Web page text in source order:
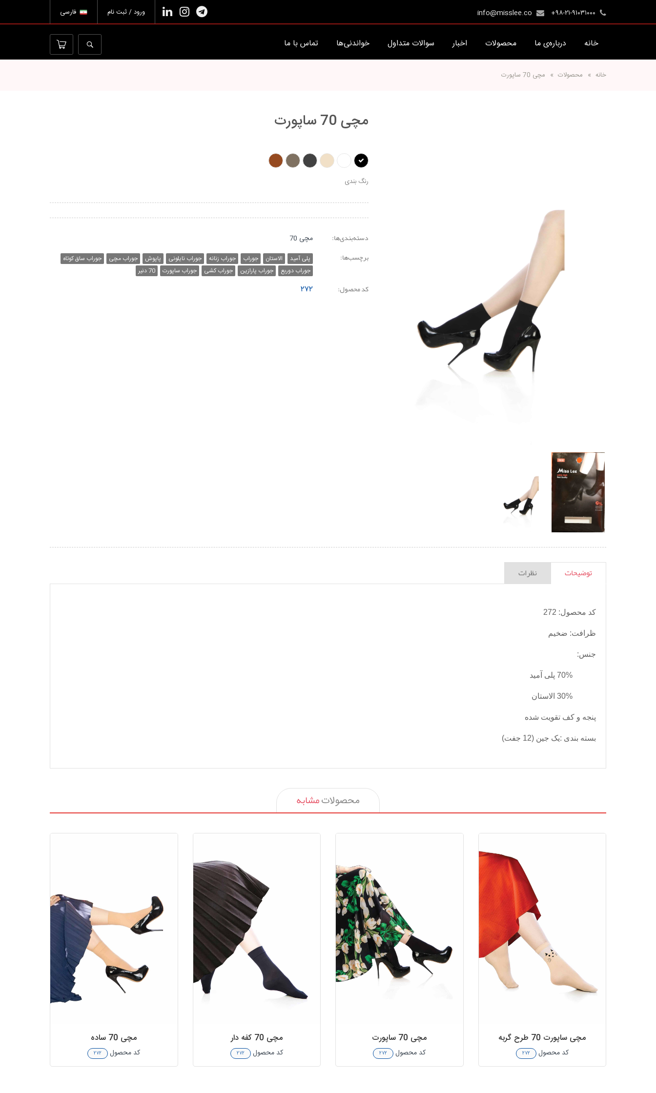
+۹۸-۲۱-۹۱۰۳۱۰۰۰ فارسی ورود / ثبت نام
خانه درباره‌ی ما محصولات اخبار سوالات متداول خواندنی‌ها تماس با ما
خانه محصولات مچی 70 ساپورت
مچی 70 ساپورت
رنگ بندی
دسته‌بندی‌ها: مچی 70
برچسب‌ها: پلی آمید الاستان جوراب جوراب زنانه جوراب نایلونی پاپوش جوراب مچی
جوراب ساق کوتاه
جوراب دوربع
جوراب پارازین جوراب کشی جوراب ساپورت 70 دنیر
کد محصول: ۲۷۲
توضیحات نظرات
کد محصول: 272
ظرافت: ضخیم
جنس:
70% پلی آمید
30% الاستان
پنجه و کف تقویت شده
بسته بندی :یک جین (12 جفت)
محصولاتمشابه
مچی ساپورت 70 طرح گربه
کد محصول ۲۷۲
مچی 70 ساپورت
کد محصول ۲۷۲
مچی 70 کفه دار
کد محصول ۲۷۲
مچی 70 ساده
کد محصول ۲۷۲